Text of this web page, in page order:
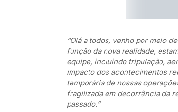
“Olá a todos, venho por meio
função da nova realidade,
equipe, incluindo tripulação,
impacto dos acontecimentos
temporária de nossas
fragilizada em decorrência da
passado.”